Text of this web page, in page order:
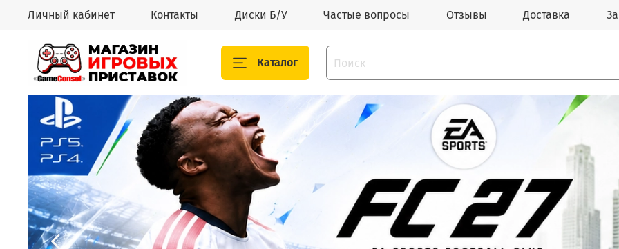
Личный кабинет Контакты Диски Б/У Частые вопросы Отзывы Доставка
Каталог